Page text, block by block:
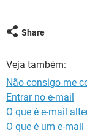
Share
Veja também:
Não consigo me
Entrar no e-mail
O que é e-mail
O que é um e-mail